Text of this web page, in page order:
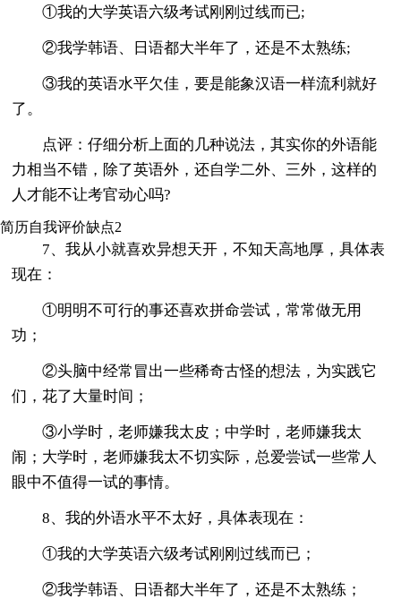
①我的大学英语六级考试刚刚过线而已;
②我学韩语、日语都大半年了，还是不太熟练;
③我的英语水平欠佳，要是能象汉语一样流利就好
了。
点评：仔细分析上面的几种说法，其实你的外语能
力相当不错，除了英语外，还自学二外、三外，这样的
人才能不让考官动心吗?
简历自我评价缺点2
7、我从小就喜欢异想天开，不知天高地厚，具体表
现在：
①明明不可行的事还喜欢拼命尝试，常常做无用
功；
②头脑中经常冒出一些稀奇古怪的想法，为实践它
们，花了大量时间；
③小学时，老师嫌我太皮；中学时，老师嫌我太
闹；大学时，老师嫌我太不切实际，总爱尝试一些常人
眼中不值得一试的事情。
8、我的外语水平不太好，具体表现在：
①我的大学英语六级考试刚刚过线而已；
②我学韩语、日语都大半年了，还是不太熟练；